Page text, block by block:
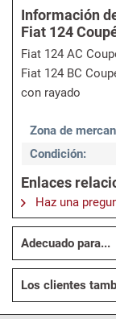
Información
Fiat 124
Fiat 124 AC
Fiat 124 BC
con rayado
Zona de
Condición:
Enlaces
Haz una
Adecuado para...
Los clientes